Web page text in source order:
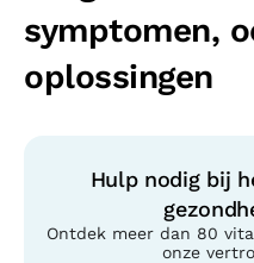
symptomen,
oplossingen
Hulp nodig bij
Ontdek meer dan 80
onze